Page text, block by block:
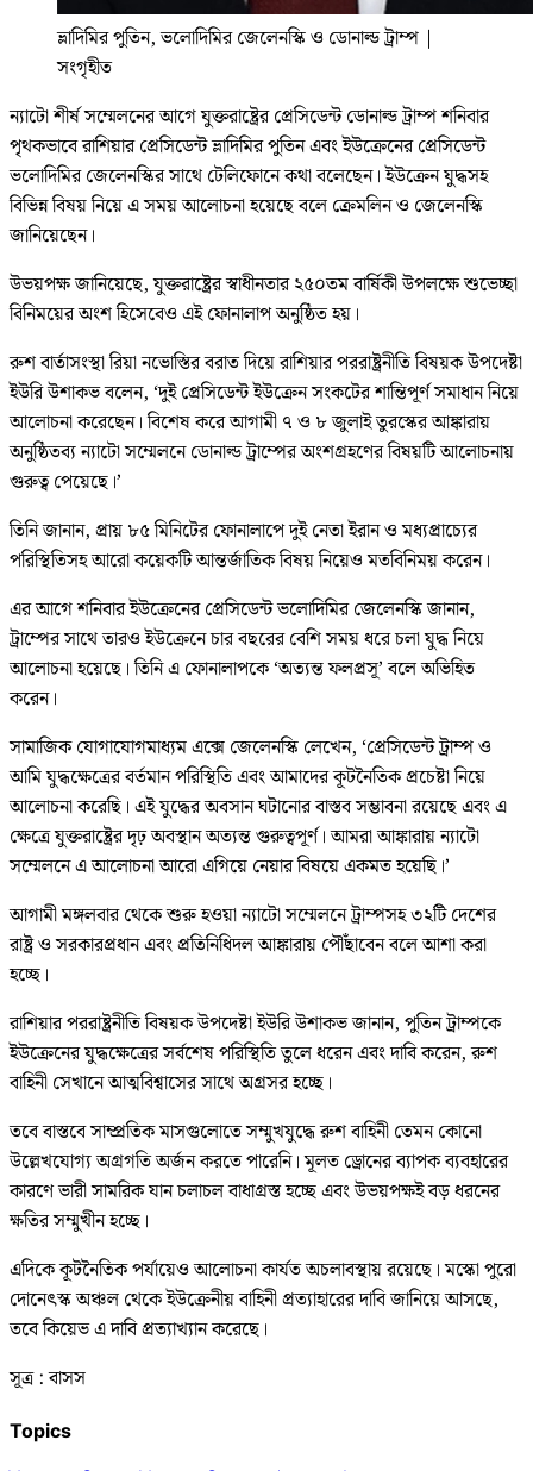
ভ্লাদিমির পুতিন, ভলোদিমির জেলেনস্কি ও ডোনাল্ড ট্রাম্প |
সংগৃহীত
ন্যাটো শীর্ষ সম্মেলনের আগে যুক্তরাষ্ট্রের প্রেসিডেন্ট ডোনাল্ড ট্রাম্প শনিবার
পৃথকভাবে রাশিয়ার প্রেসিডেন্ট ভ্লাদিমির পুতিন এবং ইউক্রেনের প্রেসিডেন্ট
ভলোদিমির জেলেনস্কির সাথে টেলিফোনে কথা বলেছেন। ইউক্রেন যুদ্ধসহ
বিভিন্ন বিষয় নিয়ে এ সময় আলোচনা হয়েছে বলে ক্রেমলিন ও জেলেনস্কি
জানিয়েছেন।
উভয়পক্ষ জানিয়েছে, যুক্তরাষ্ট্রের স্বাধীনতার ২৫০তম বার্ষিকী উপলক্ষে শুভেচ্ছা
বিনিময়ের অংশ হিসেবেও এই ফোনালাপ অনুষ্ঠিত হয়।
রুশ বার্তাসংস্থা রিয়া নভোস্তির বরাত দিয়ে রাশিয়ার পররাষ্ট্রনীতি বিষয়ক উপদেষ্টা
ইউরি উশাকভ বলেন, ‘দুই প্রেসিডেন্ট ইউক্রেন সংকটের শান্তিপূর্ণ সমাধান নিয়ে
আলোচনা করেছেন। বিশেষ করে আগামী ৭ ও ৮ জুলাই তুরস্কের আঙ্কারায়
অনুষ্ঠিতব্য ন্যাটো সম্মেলনে ডোনাল্ড ট্রাম্পের অংশগ্রহণের বিষয়টি আলোচনায়
গুরুত্ব পেয়েছে।’
তিনি জানান, প্রায় ৮৫ মিনিটের ফোনালাপে দুই নেতা ইরান ও মধ্যপ্রাচ্যের
পরিস্থিতিসহ আরো কয়েকটি আন্তর্জাতিক বিষয় নিয়েও মতবিনিময় করেন।
এর আগে শনিবার ইউক্রেনের প্রেসিডেন্ট ভলোদিমির জেলেনস্কি জানান,
ট্রাম্পের সাথে তারও ইউক্রেনে চার বছরের বেশি সময় ধরে চলা যুদ্ধ নিয়ে
আলোচনা হয়েছে। তিনি এ ফোনালাপকে ‘অত্যন্ত ফলপ্রসূ’ বলে অভিহিত
করেন।
সামাজিক যোগাযোগমাধ্যম এক্সে জেলেনস্কি লেখেন, ‘প্রেসিডেন্ট ট্রাম্প ও
আমি যুদ্ধক্ষেত্রের বর্তমান পরিস্থিতি এবং আমাদের কূটনৈতিক প্রচেষ্টা নিয়ে
আলোচনা করেছি। এই যুদ্ধের অবসান ঘটানোর বাস্তব সম্ভাবনা রয়েছে এবং এ
ক্ষেত্রে যুক্তরাষ্ট্রের দৃঢ় অবস্থান অত্যন্ত গুরুত্বপূর্ণ। আমরা আঙ্কারায় ন্যাটো
সম্মেলনে এ আলোচনা আরো এগিয়ে নেয়ার বিষয়ে একমত হয়েছি।’
আগামী মঙ্গলবার থেকে শুরু হওয়া ন্যাটো সম্মেলনে ট্রাম্পসহ ৩২টি দেশের
রাষ্ট্র ও সরকারপ্রধান এবং প্রতিনিধিদল আঙ্কারায় পৌঁছাবেন বলে আশা করা
হচ্ছে।
রাশিয়ার পররাষ্ট্রনীতি বিষয়ক উপদেষ্টা ইউরি উশাকভ জানান, পুতিন ট্রাম্পকে
ইউক্রেনের যুদ্ধক্ষেত্রের সর্বশেষ পরিস্থিতি তুলে ধরেন এবং দাবি করেন, রুশ
বাহিনী সেখানে আত্মবিশ্বাসের সাথে অগ্রসর হচ্ছে।
তবে বাস্তবে সাম্প্রতিক মাসগুলোতে সম্মুখযুদ্ধে রুশ বাহিনী তেমন কোনো
উল্লেখযোগ্য অগ্রগতি অর্জন করতে পারেনি। মূলত ড্রোনের ব্যাপক ব্যবহারের
কারণে ভারী সামরিক যান চলাচল বাধাগ্রস্ত হচ্ছে এবং উভয়পক্ষই বড় ধরনের
ক্ষতির সম্মুখীন হচ্ছে।
এদিকে কূটনৈতিক পর্যায়েও আলোচনা কার্যত অচলাবস্থায় রয়েছে। মস্কো পুরো
দোনেৎস্ক অঞ্চল থেকে ইউক্রেনীয় বাহিনী প্রত্যাহারের দাবি জানিয়ে আসছে,
তবে কিয়েভ এ দাবি প্রত্যাখ্যান করেছে।
সূত্র : বাসস
Topics